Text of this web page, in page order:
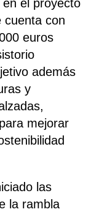
el proyecto
cuenta con
euros
además
y
mejorar
las
la rambla